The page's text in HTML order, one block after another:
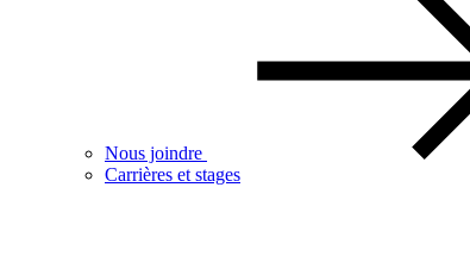
Nous joindre
Carrières et stages